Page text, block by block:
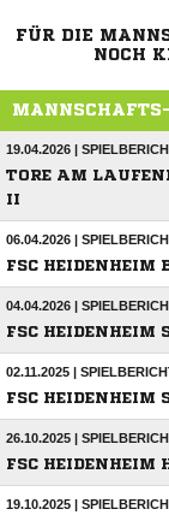
FÜR DIE
NOCH
19.04.2026 |
TORE AM
II
06.04.2026 |
FSC HEIDENHEIM
04.04.2026 |
FSC HEIDENHEIM
02.11.2025 |
FSC HEIDENHEIM
26.10.2025 |
FSC HEIDENHEIM
19.10.2025 |